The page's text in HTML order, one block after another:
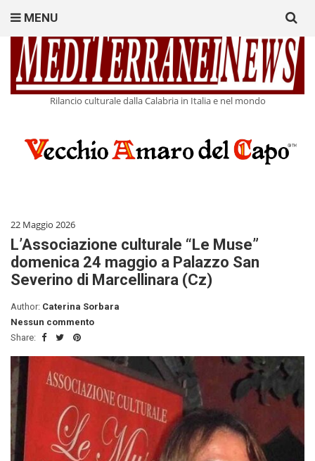
Rilancio culturale dalla Calabria in Italia e nel mondo
MENU
for:
22 Maggio 2026
L’Associazione culturale “Le Muse”
domenica 24 maggio a Palazzo San
Severino di Marcellinara (Cz)
Author: Caterina Sorbara
Nessun commento
Share: